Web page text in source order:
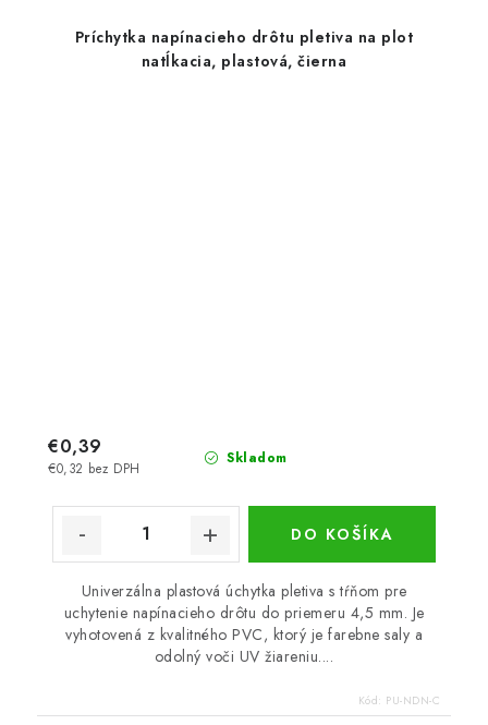
Príchytka napínacieho drôtu pletiva na plot
natĺkacia, plastová, čierna
Skladom
€0,32 bez DPH
€0,39
DO KOŠÍKA
Univerzálna plastová úchytka pletiva s tŕňom pre
uchytenie napínacieho drôtu do priemeru 4,5 mm. Je
vyhotovená z kvalitného PVC, ktorý je farebne saly a
odolný voči UV žiareniu....
Kód: PU-NDN-C